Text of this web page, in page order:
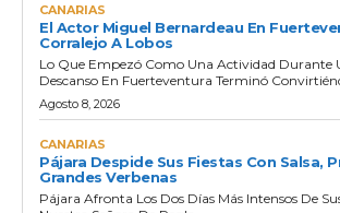
CANARIAS
El Actor Miguel Bernardeau En
Corralejo A Lobos
Lo Que Empezó Como Una Actividad Durante
Descanso En Fuerteventura Terminó
Agosto 8, 2026
CANARIAS
Pájara Despide Sus Fiestas Con Salsa,
Grandes Verbenas
Pájara Afronta Los Dos Días Más Intensos De